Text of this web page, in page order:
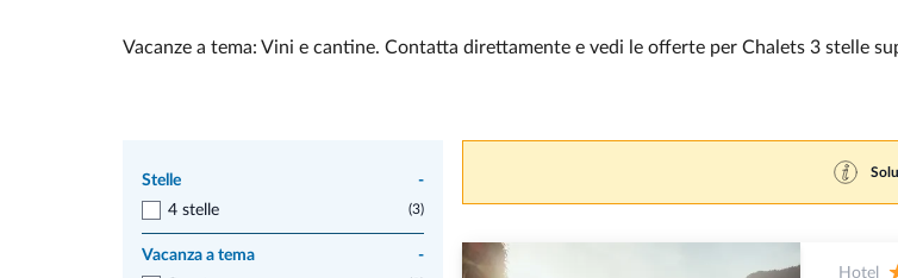
Vacanze a tema: Vini e cantine. Contatta direttamente e vedi le offerte per Chalets 3 stelle
Stelle
-
4 stelle
(3)
Vacanza a tema
-
Hotel